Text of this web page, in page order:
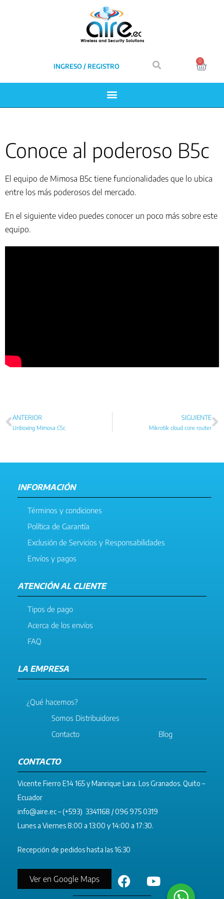
INGRESO / REGISTRO
0
Conoce al poderoso B5c
El equipo de Mimosa B5c tiene funcionalidades que lo ubica
entre los más poderosos del mercado.
En el siguiente video puedes conocer un poco más sobre este
equipo.
ANTERIOR
Unboxing Mimosa C5c
SIGUIENTE
Mikrotik cloud core router
INFORMACIÓN
Términos y condiciones
Política de Garantía
Exclusión de Servicios y Responsabilidades
Envíos y pagos
ATENCIÓN AL CLIENTE
Tipos de pago
Acerca de los envíos
FAQ
LA EMPRESA
¿Qué hacemos?
Somos Distribuidores
Contacto
Blog
CONTACTO
Vicente Fierro E14 165 y Manrique Lara. Los Granados. Quito –
Ecuador
info@aire.ec– (+593) 3341168 / 096 975 0319
Lunes a Viernes 8:00 a 13:00 y 14:00 a 17:30.
Recepción de pedidos hasta las 16:30
Ver en Google Maps